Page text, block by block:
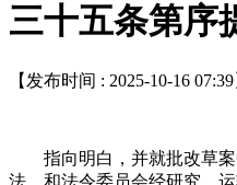
三十五条第序
【发布时间 : 2025-10-16
指向明白，并就批改草案
法，和法令委员会经研究，